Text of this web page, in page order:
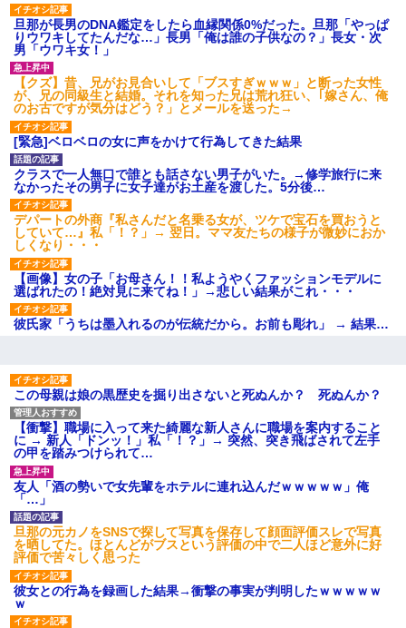
ハードオフに売っていた4万
4000円のフィギュアがヤバすぎ
るｗｗｗｗｗｗ「こんな高い
の？ｗｗ」「逆に超安い」
私「ちょっと、人の家の金庫
触らないでよ！」キチママ『そ
こに金庫があったから、開けて
みようとしただけ☆』義兄「泥
は出てけ！二度と来るな！」結
果・・・
私「初めて飲む味だけどなん
のお茶？」彼「ちっ！」私「」
【GIF】JSのカンチョーワロ
タ
後続車にクラクションを鳴ら
され彼氏が逆切れ。「何クラク
ション鳴らしてんだ！降りてこ
いよ！」と怒鳴りだし...
【衝撃】報酬100万円超の治験
募集がこちらｗｗｗｗｗ(※画像
あり)
【ネット騒然】惨殺されたタ
ワマン頂き女子のこの動画、す
高速道路左車線を制限速度で走
った結果wwwwwwwwwwww
百年の恋12-899 食べた量を
張り合ってくる
【悲報】佐藤輝明・・・２軍
でも盛大にやらかす←あまり悲
しませないでくれ
旦那が長男のDNA鑑定をしたら血縁関係0%だった。旦那「やっぱ
りウワキしてたんだな…」長男「俺は誰の子供なの？」長女・次
男「ウワキ女！」
【クズ】昔、兄がお見合いして「ブスすぎｗｗｗ」と断った女性
が、兄の同級生と結婚。それを知った兄は荒れ狂い、｢嫁さん、俺
のお古ですが気分はどう？」とメールを送った→
[緊急]ベロベロの女に声をかけて行為してきた結果
クラスで一人無口で誰とも話さない男子がいた。→修学旅行に来
なかったその男子に女子達がお土産を渡した。5分後…
デパートの外商『私さんだと名乗る女が、ツケで宝石を買おうと
していて…』私「！？」→ 翌日。ママ友たちの様子が微妙におか
しくなり・・・
【画像】女の子「お母さん！！私ようやくファッションモデルに
選ばれたの！絶対見に来てね！」→悲しい結果がこれ・・・
彼氏家「うちは墨入れるのが伝統だから。お前も彫れ」 → 結果…
この母親は娘の黒歴史を掘り出さないと死ぬんか？ 死ぬんか？
【衝撃】職場に入って来た綺麗な新人さんに職場を案内すること
に → 新人「ドンッ！」私「！？」→ 突然、突き飛ばされて左手
の甲を踏みつけられて…
友人「酒の勢いで女先輩をホテルに連れ込んだｗｗｗｗｗ」俺
「…」
旦那の元カノをSNSで探して写真を保存して顔面評価スレで写真
を晒してた。ほとんどがブスという評価の中で二人ほど意外に好
評価で苦々しく思った
彼女との行為を録画した結果→衝撃の事実が判明したｗｗｗｗｗ
ｗ